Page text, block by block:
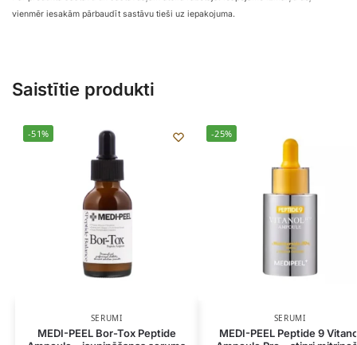
vienmēr iesakām pārbaudīt sastāvu tieši uz iepakojuma.
Saistītie produkti
-51%
SERUMI
MEDI-PEEL Bor-Tox Peptide
-25%
SERUMI
MEDI-PEEL Peptide 9